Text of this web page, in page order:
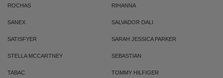
ROCHAS RIHANNA
SANEX SALVADOR DALI
SATISFYER SARAH JESSICA PARKER
STELLA MCCARTNEY SEBASTIAN
TABAC TOMMY HILFIGER